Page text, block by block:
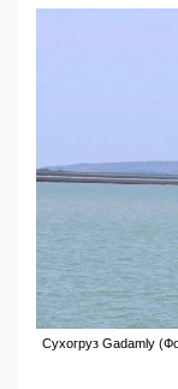
Сухогруз Gadamly